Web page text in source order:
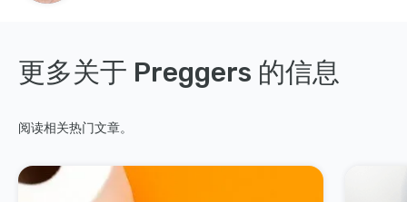
更多关于 Preggers 的信息
阅读相关热门文章。